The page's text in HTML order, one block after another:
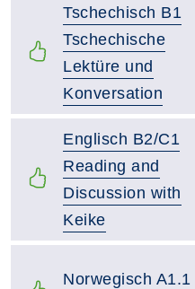
Tschechisch B1
Tschechische
Lektüre und
Konversation
Englisch B2/C1
Reading and
Discussion with
Keike
Norwegisch A1.1